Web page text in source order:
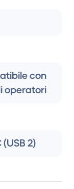
con
operatori
(USB 2)